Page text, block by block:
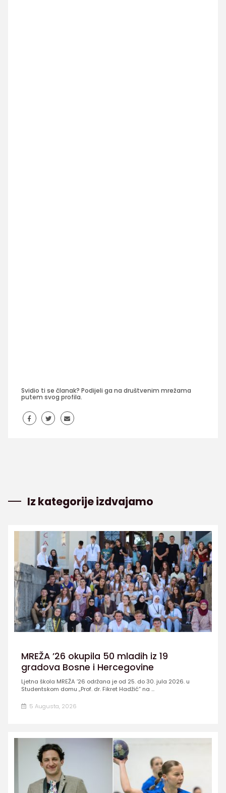
Svidio ti se članak? Podijeli ga na društvenim mrežama
putem svog profila.
Iz kategorije izdvajamo
MREŽA ’26 okupila 50 mladih iz 19
gradova Bosne i Hercegovine
Ljetna škola MREŽA ’26 održana je od 25. do 30. jula 2026. u
Studentskom domu „Prof. dr. Fikret Hadžić” na ...
5 Augusta, 2026